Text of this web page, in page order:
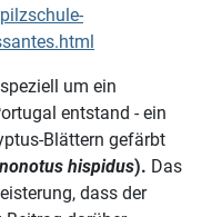
um ein
entstand - ein
Blättern gefärbt
hispidus). Das
dass der